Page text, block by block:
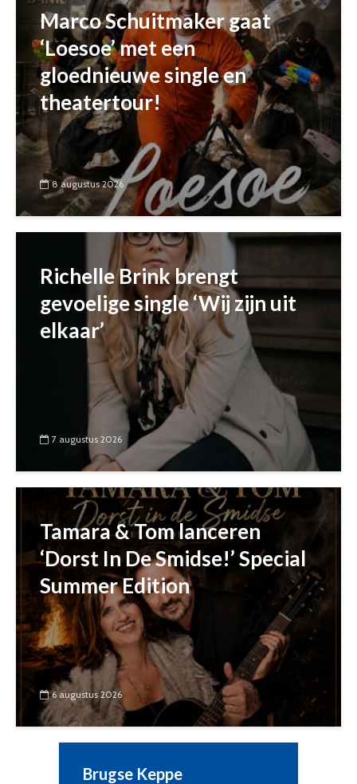
Marco Schuitmaker gaat
‘Loesoe’ met een
gloednieuwe single en
theatertour!
8 augustus 2026
Richelle Brink brengt
gevoelige single ‘Wij zijn uit
elkaar’
7 augustus 2026
Tamara & Tom lanceren
‘Dorst In De Smidse!’ Special
Summer Edition
6 augustus 2026
Brugse Keppe